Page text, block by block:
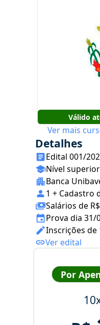
Válido
Ver mais
Detalhes
Edital 001/
Nível superior
Banca
1 + Cadastro
Salários de
Prova dia 31/
Inscrições de
Ver edital
Por